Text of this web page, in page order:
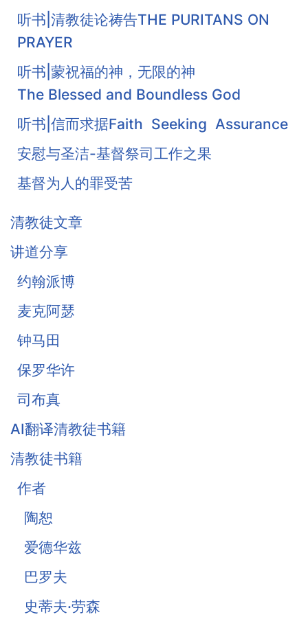
听书|清教徒论祷告THE PURITANS ON
PRAYER
听书|蒙祝福的神，无限的神
The Blessed and Boundless God
听书|信而求据Faith Seeking Assurance
安慰与圣洁-基督祭司工作之果
基督为人的罪受苦
基督徒的珍宝-知足
《柔和谦卑》合集
战胜罪恶的惧怕
清教徒文章
讲道分享
约翰派博
麦克阿瑟
钟马田
保罗华许
司布真
AI翻译清教徒书籍
清教徒书籍
作者
陶恕
爱德华兹
巴罗夫
史蒂夫·劳森